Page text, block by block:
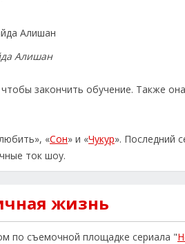
Алишан
закончить обучение. Также
«Сон» и «Чукур». Последний
ток шоу.
жизнь
по съемочной площадке сериала "